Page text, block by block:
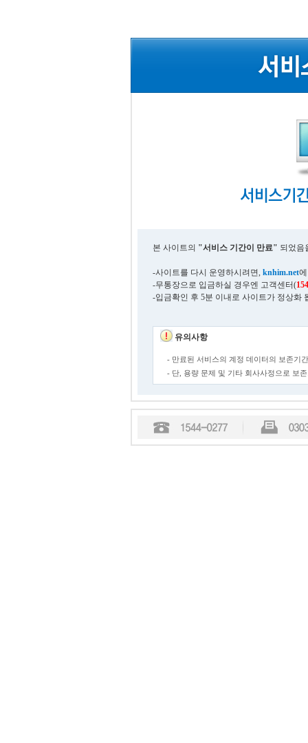
본 사이트의 "서비스 기간이 만료" 되었음
-사이트를 다시 운영하시려면, knhim.net
-무통장으로 입금하실 경우엔 고객센터(
-입금확인 후 5분 이내로 사이트가 정상화
유의사항
- 만료된 서비스의 계정 데이터의 보존기
- 단, 용량 문제 및 기타 회사사정으로 보